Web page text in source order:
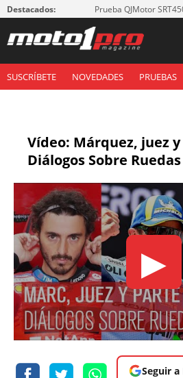
Destacados: Prueba QJMotor
SUSCRÍBETE NOVEDADES PRUEBAS
Vídeo: Márquez, juez
Diálogos Sobre Ruedas
▶
Seguir